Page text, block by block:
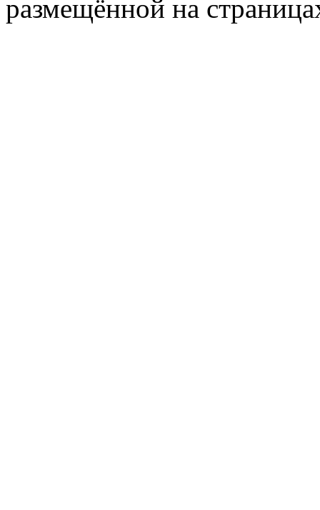
размещённой на